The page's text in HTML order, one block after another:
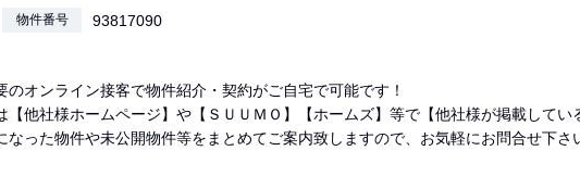
物件番号 93817090
のオンライン接客で物件紹介・契約がご自宅で可能です！
【他社様ホームページ】や【ＳＵＵＭＯ】【ホームズ】等で【他社様が掲載してい
なった物件や未公開物件等をまとめてご案内致しますので、お気軽にお問合せ下さ